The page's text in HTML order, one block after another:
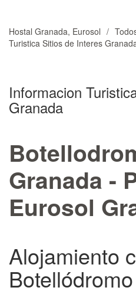
Hostal Granada, Eurosol
Turistica Sitios de Interes
Informacion
Granada
Granada -
Eurosol
Alojamiento